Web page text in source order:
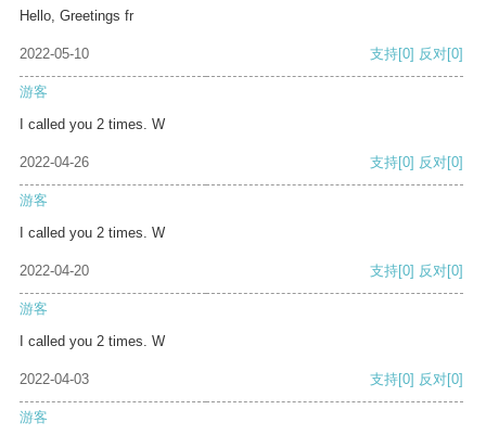
Hello, Greetings fr
2022-05-10 支持[0] 反对[0]
游客
I called you 2 times. W
2022-04-26 支持[0] 反对[0]
游客
I called you 2 times. W
2022-04-20 支持[0] 反对[0]
游客
I called you 2 times. W
2022-04-03 支持[0] 反对[0]
游客